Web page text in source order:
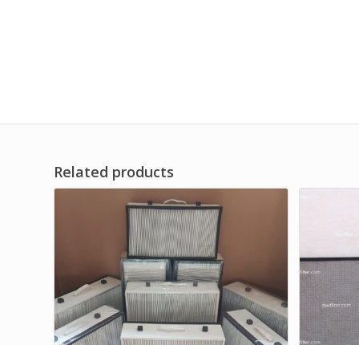
Related products